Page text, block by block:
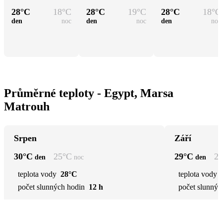
28°C 18°C
den noc
28°C 19°C
den noc
28°C 18°C
den noc
Průměrné teploty - Egypt, Marsa
Matrouh
Srpen
30°C den 25°C noc
teplota vody 28°C
počet slunných hodin 12 h
Září
29°C den
teplota vody
počet